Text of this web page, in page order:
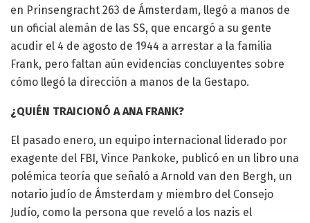
en Prinsengracht 263 de Ámsterdam, llegó a manos de
un oficial alemán de las SS, que encargó a su gente
acudir el 4 de agosto de 1944 a arrestar a la familia
Frank, pero faltan aún evidencias concluyentes sobre
cómo llegó la dirección a manos de la Gestapo.
¿QUIÉN TRAICIONÓ A ANA FRANK?
El pasado enero, un equipo internacional liderado por
exagente del FBI, Vince Pankoke, publicó en un libro una
polémica teoría que señaló a Arnold van den Bergh, un
notario judío de Ámsterdam y miembro del Consejo
Judío, como la persona que reveló a los nazis el